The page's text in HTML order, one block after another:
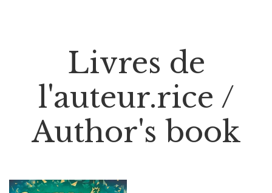
Livres de
l'auteur.rice /
Author's book